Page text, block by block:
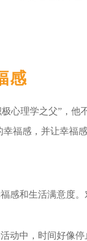
感
心理学之父”，
福感，并让幸福
感和生活满意度
动中，时间好像